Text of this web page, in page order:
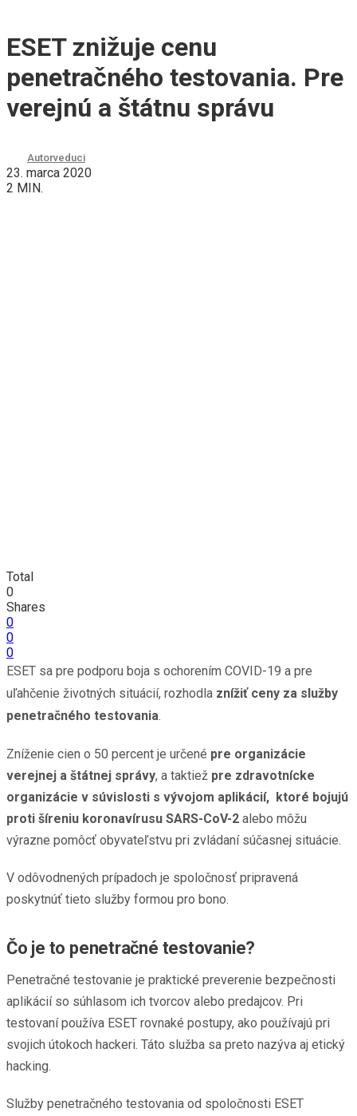
ESET znižuje cenu
penetračného testovania. Pre
verejnú a štátnu správu
Autorveduci
23. marca 2020
2 MIN.
Total
0
Shares
0
0
0
ESET sa pre podporu boja s ochorením COVID-19 a pre
uľahčenie životných situácií, rozhodla znížiť ceny za služby
penetračného testovania.
Zníženie cien o 50 percent je určené pre organizácie
verejnej a štátnej správy, a taktiež pre zdravotnícke
organizácie v súvislosti s vývojom aplikácií, ktoré bojujú
proti šíreniu koronavírusu SARS-CoV-2 alebo môžu
výrazne pomôcť obyvateľstvu pri zvládaní súčasnej situácie.
V odôvodnených prípadoch je spoločnosť pripravená
poskytnúť tieto služby formou pro bono.
Čo je to penetračné testovanie?
Penetračné testovanie je praktické preverenie bezpečnosti
aplikácií so súhlasom ich tvorcov alebo predajcov. Pri
testovaní používa ESET rovnaké postupy, ako používajú pri
svojich útokoch hackeri. Táto služba sa preto nazýva aj etický
hacking.
Služby penetračného testovania od spoločnosti ESET